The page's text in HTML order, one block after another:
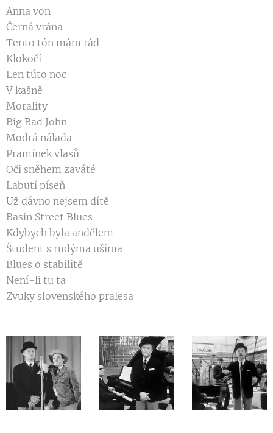
Anna von
Černá vrána
Tento tón mám rád
Klokočí
Len túto noc
V kašně
Morality
Big Bad John
Modrá nálada
Pramínek vlasů
Oči sněhem zaváté
Labutí píseň
Už dávno nejsem dítě
Basin Street Blues
Kdybych byla andělem
Študent s rudýma ušima
Blues o stabilitě
Není-li tu ta
Zvuky slovenského pralesa